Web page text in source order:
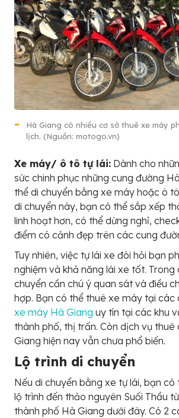
Hà Giang có nhiều cơ sở thuê xe máy
lịch. (Nguồn: motogo.vn)
Xe máy/ ô tô tự lái: Dành cho
sức chinh phục những cung đường
thể di chuyển bằng xe máy hoặc ô
di chuyển này, bạn có thể sắp xếp
linh hoạt hơn, có thể dừng nghỉ,
điểm có cảnh đẹp trên các cung
Tuy nhiên, việc tự lái xe đòi hỏi bạn
nghiệm và khả năng lái xe tốt. Trong
chuyển cần chú ý quan sát và điều
hợp. Bạn có thể thuê xe máy tại các
xe máy Hà Giang uy tín tại các khu
thành phố, thị trấn. Còn dịch vụ thuê
Giang hiện nay vẫn chưa phổ biến.
Lộ trình di chuyển
Nếu di chuyển bằng xe tự lái, bạn có
lộ trình đến thảo nguyên Suối Thầu
thành phố Hà Giang dưới đây. Có 2